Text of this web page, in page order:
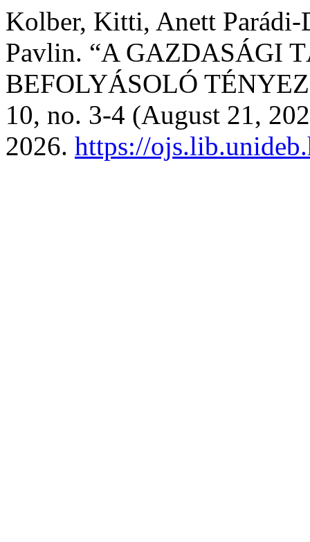
Kolber, Kitti, Anett Parádi-
Pavlin. “A GAZDASÁGI
BEFOLYÁSOLÓ
10, no. 3-4 (August 21,
2026. https://